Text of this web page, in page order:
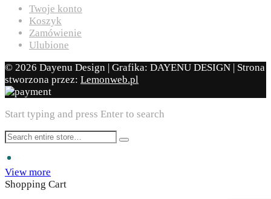
Twoje konto
Koszyk
Zamówienie
Ulubione
© 2026 Dayenu Design | Grafika: DAYENU DESIGN | Strona
stworzona przez: Lemonweb.pl
Start typing and press Enter to search
View more
Shopping Cart